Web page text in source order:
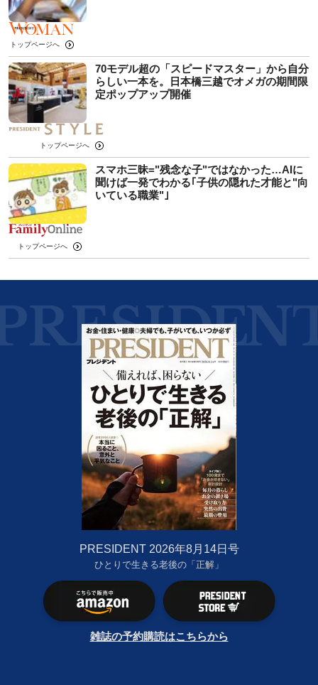
トップページへ
70モデル超の「スピードマスター」から自分
らしい一本を。日本橋三越でオメガの期間限
定ポップアップ開催
トップページへ
スマホ三昧="残念な子"ではなかった…AIに
聞けば一発でわかる｢子供の隠れた才能と"向
いている職業"｣
トップページへ
PRESIDENT 2026年8月14日号
ひとりで生きる老後の「正解」
雑誌の予約購読はこちらから